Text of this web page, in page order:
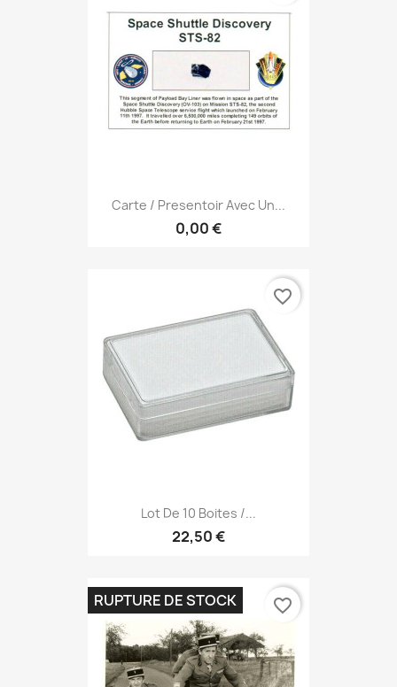
Carte / Presentoir Avec Un...
0,00 €
Lot De 10 Boites /...
22,50 €
favorite_border
RUPTURE DE STOCK favorite_border